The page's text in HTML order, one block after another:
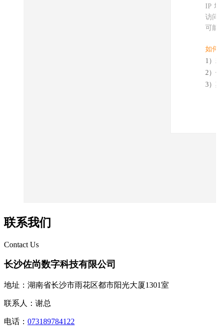
联系我们
Contact Us
长沙佐尚数字科技有限公司
地址：湖南省长沙市雨花区都市阳光大厦1301室
联系人：谢总
电话： 073189784122